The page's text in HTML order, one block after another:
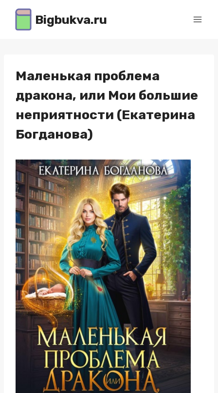
Перейти
содержимому
Bigbukva.ru
Маленькая проблема
дракона, или Мои большие
неприятности (Екатерина
Богданова)